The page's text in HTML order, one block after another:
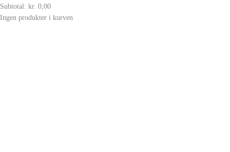
Subtotal: kr. 0,00
Ingen produkter i kurven